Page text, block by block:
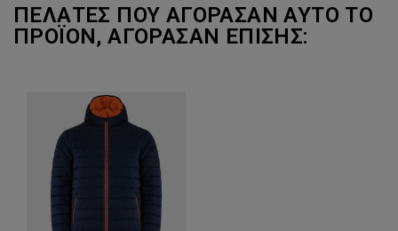
ΠΕΛΆΤΕΣ ΠΟΥ ΑΓΌΡΑΣΑΝ ΑΥΤΌ ΤΟ
ΠΡΟΪΌΝ, ΑΓΌΡΑΣΑΝ ΕΠΊΣΗΣ: